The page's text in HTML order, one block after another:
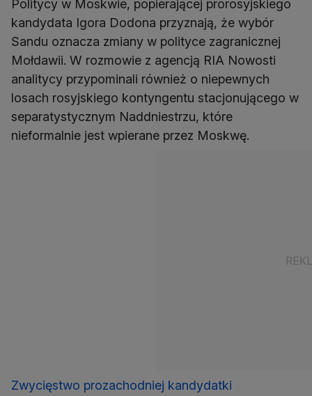
Politycy w Moskwie, popierającej prorosyjskiego
kandydata Igora Dodona przyznają, że wybór
Sandu oznacza zmiany w polityce zagranicznej
Mołdawii. W rozmowie z agencją RIA Nowosti
analitycy przypominali również o niepewnych
losach rosyjskiego kontyngentu stacjonującego w
separatystycznym Naddniestrzu, które
nieformalnie jest wpierane przez Moskwę.
Zwycięstwo prozachodniej kandydatki